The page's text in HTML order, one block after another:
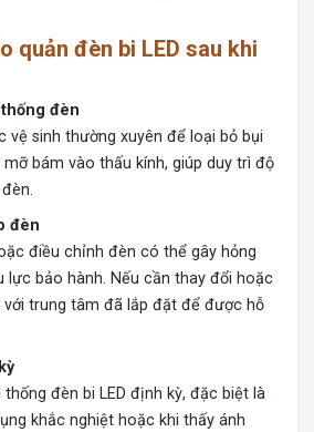
quản đèn bi LED sau khi
đèn
vệ sinh thường xuyên để loại bỏ bụi
bám vào thấu kính, giúp duy trì độ
đèn
điều chỉnh đèn có thể gây hỏng
lực bảo hành. Nếu cần thay đổi hoặc
với trung tâm đã lắp đặt để được hỗ
thống đèn bi LED định kỳ, đặc biệt là
khắc nghiệt hoặc khi thấy ánh